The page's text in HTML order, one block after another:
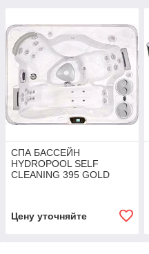
СПА БАССЕЙН
HYDROPOOL SELF
CLEANING 395 GOLD
Цену уточняйте